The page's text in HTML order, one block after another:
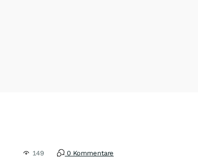
149 0 Kommentare